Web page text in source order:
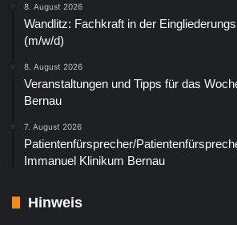
8. August 2026
Wandlitz: Fachkraft in der
(m/w/d)
8. August 2026
Veranstaltungen und Tipps für das
Bernau
7. August 2026
Patientenfürsprecher/
Immanuel Klinikum Bernau
Hinweis